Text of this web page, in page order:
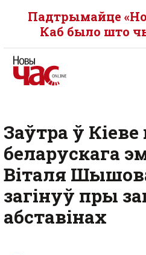
Падтрымайце
Каб было што
Заўтра ў
беларускага
Віталя
загінуў пры
абставінах